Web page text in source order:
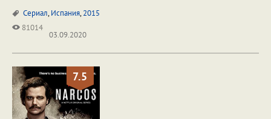
Сериал,Испания,2015
81014
03.09.2020
7.5